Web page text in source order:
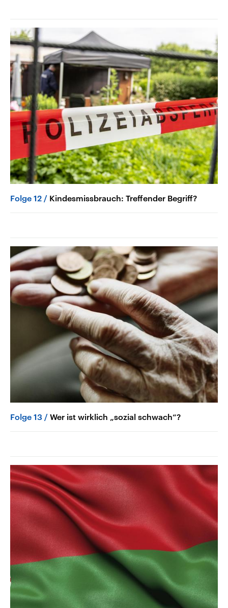
Folge 12 Kindesmissbrauch: Treffender Begriff?
Folge 13 Wer ist wirklich „sozial schwach“?